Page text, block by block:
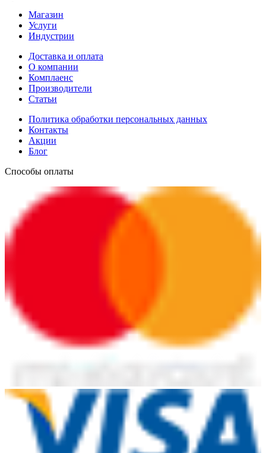
Магазин
Услуги
Индустрии
Доставка и оплата
О компании
Комплаенс
Производители
Статьи
Политика обработки персональных данных
Контакты
Акции
Блог
Способы оплаты